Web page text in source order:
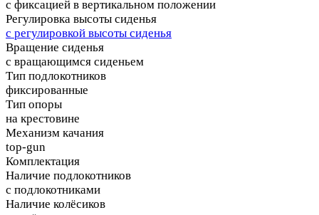
с фиксацией в вертикальном положении
Регулировка высоты сиденья
с регулировкой высоты сиденья
Вращение сиденья
с вращающимся сиденьем
Тип подлокотников
фиксированные
Тип опоры
на крестовине
Механизм качания
top-gun
Комплектация
Наличие подлокотников
с подлокотниками
Наличие колёсиков